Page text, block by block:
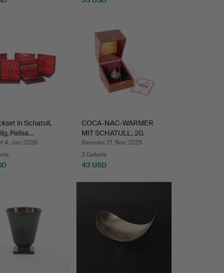
in Schatull,
Palisa…
4. Jan 2026
COCA-NAC-WÄRMER
MIT SCHATULL, 20.
Jahrhund…
Beendet 21. Nov 2025
2 Gebote
43 USD